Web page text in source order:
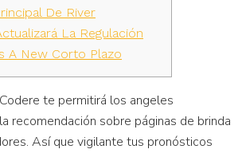
De River
La Regulación
A New Corto Plazo
te permitirá los angeles
recomendación sobre páginas de brinda
Así que vigilante tus pronósticos